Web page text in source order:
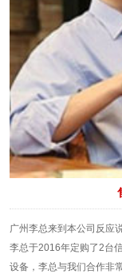
广州李总来到本公司反应
李总于2016年定购了2台
设备，李总与我们合作非